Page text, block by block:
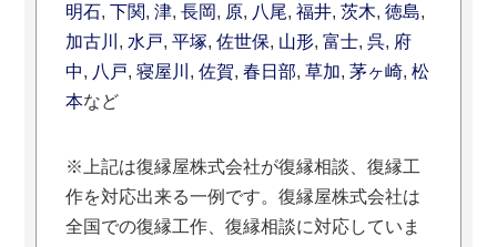
明石, 下関, 津, 長岡, 原, 八尾, 福井, 茨木, 徳島,
加古川 , 水戸, 平塚, 佐世保, 山形, 富士, 呉, 府
中, 八戸, 寝屋川 , 佐賀, 春日部, 草加, 茅ヶ崎, 松
本など
※上記は復縁屋株式会社が復縁相談、復縁工
作を対応出来る一例です。復縁屋株式会社は
全国での復縁工作、復縁相談に対応していま